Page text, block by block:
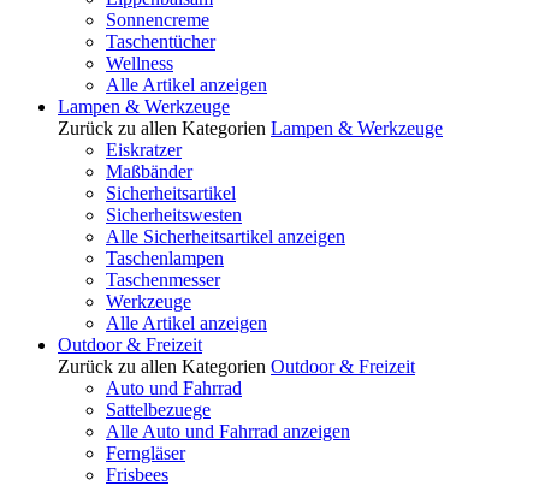
Sonnencreme
Taschentücher
Wellness
Alle Artikel anzeigen
Lampen & Werkzeuge
Zurück zu allen Kategorien Lampen & Werkzeuge
Eiskratzer
Maßbänder
Sicherheitsartikel
Sicherheitswesten
Alle Sicherheitsartikel anzeigen
Taschenlampen
Taschenmesser
Werkzeuge
Alle Artikel anzeigen
Outdoor & Freizeit
Zurück zu allen Kategorien Outdoor & Freizeit
Auto und Fahrrad
Sattelbezuege
Alle Auto und Fahrrad anzeigen
Ferngläser
Frisbees